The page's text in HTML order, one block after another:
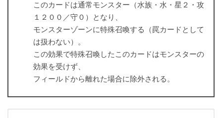
このカードは通常モンスター（水族・水・星２・攻
１２００／守０）となり、
モンスターゾーンに特殊召喚する（罠カードとして
は扱わない）。
この効果で特殊召喚したこのカードはモンスターの
効果を受けず、
フィールドから離れた場合に除外される。